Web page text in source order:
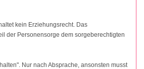
kein Erziehungsrecht. Das
der Personensorge dem sorgeberechtigten
Nur nach Absprache, ansonsten musst